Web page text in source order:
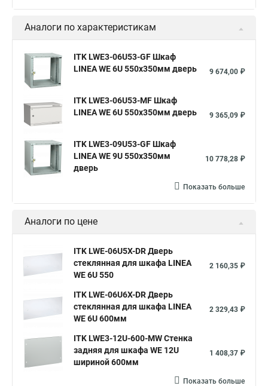
Аналоги по характеристикам
ITK LWE3-06U53-GF Шкаф
LINEA WE 6U 550x350мм дверь
9 674,00 ₽
ITK LWE3-06U53-MF Шкаф
LINEA WE 6U 550x350мм дверь
9 365,09 ₽
ITK LWE3-09U53-GF Шкаф
LINEA WE 9U 550x350мм
дверь
10 778,28 ₽
Показать больше
Аналоги по цене
ITK LWE-06U5X-DR Дверь
стеклянная для шкафа LINEA
WE 6U 550
2 160,35 ₽
ITK LWE-06U6X-DR Дверь
стеклянная для шкафа LINEA
WE 6U 600мм
2 329,43 ₽
ITK LWE3-12U-600-MW Стенка
задняя для шкафа WE 12U
шириной 600мм
1 408,37 ₽
Показать больше